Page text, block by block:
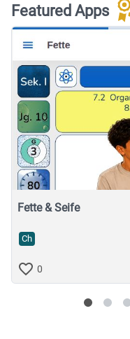
Featured Apps
Fette & Seife
Ch
0